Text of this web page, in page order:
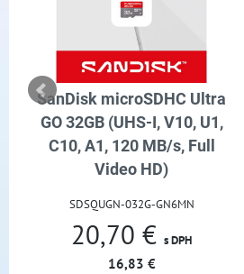
SanDisk microSDXC Ultra
GO 64GB (UHS-I, V10, U1,
C10, A1, 140 MB/s, Full
Video HD)
SDSQUGN-064G-GN6MN
26,78 €s DPH
21,77 €